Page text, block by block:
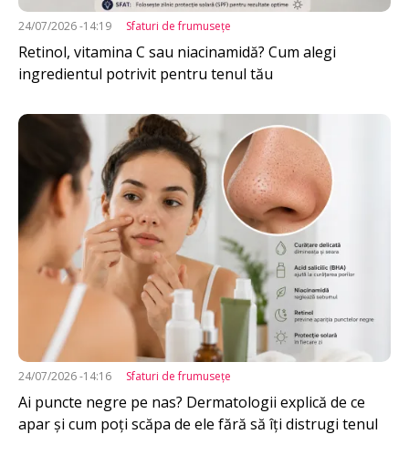
24/07/2026 -14:19 Sfaturi de frumuseţe
Retinol, vitamina C sau niacinamidă? Cum alegi
ingredientul potrivit pentru tenul tău
Imagine
24/07/2026 -14:16 Sfaturi de frumuseţe
Ai puncte negre pe nas? Dermatologii explică de ce
apar și cum poți scăpa de ele fără să îți distrugi tenul